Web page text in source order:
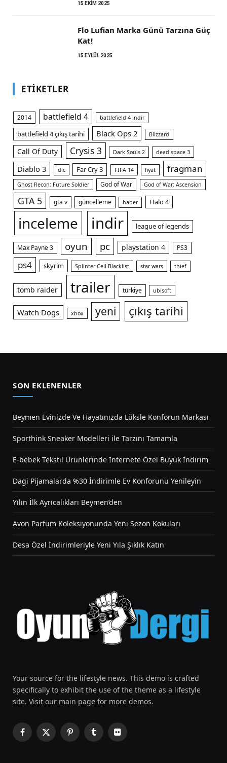
15 EKIM 2025
Flo Lufian Marka Günü Tarzına Güç
Kat!
15 EYLÜL 2025
ETIKETLER
2014 battlefield 4 battlefield 4 indir
battlefield 4 çıkış tarihi Black Ops 2 Blizzard
Call Of Duty Crysis 3 Dark Souls 2 dead space 3
Diablo 3 dlc Far Cry 3 FIFA 14 fiyat fragman
Ghost Recon: Future Soldier God of War God of War: Ascension
GTA 5 gta v güncelleme haber Halo 4
inceleme indir league of legends
Max Payne 3 oyun pc playstation 4 PS3
ps4 skyrim Splinter Cell Blacklist star wars thief
tomb raider trailer türkiye ubisoft
Watch Dogs xbox yeni çıkış tarihi
SON EKLENENLER
Beymen Evinizde Ve Hayatınızda Lüksle Konforun Markası
Sporthink Sneaker Modelleri ile Tarzını Tamamla
E-bebek Tekstil Ürünlerinde İnternete Özel Büyük İndirim
Dagi Pijamalarda %30 İndirimle Ev Konforunu Yenileyin
Yılın İlk Ayrıcalıkları Beymen’den
Avon Parfüm Koleksiyonunda Yeni Sezon Kokuları
Desa Özel İndirimleriyle Yeni Yıla Şıklık Katın
Your source for the lifestyle news. This demo is crafted
specifically to exhibit the use of the theme as a lifestyle
site. Visit our main page for more demos.
Facebook
X
PinterestTumblrFlickr